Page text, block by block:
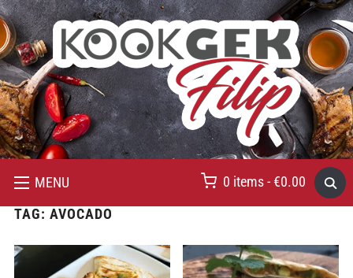
MENU 0 items - €0.00
TAG: AVOCADO